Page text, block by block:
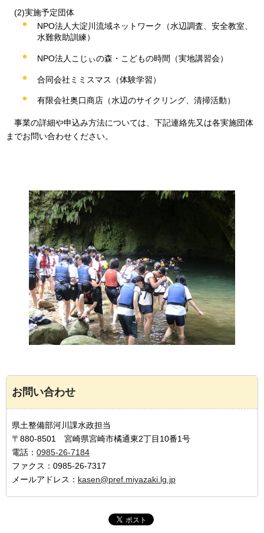
(2)実施予定団体
NPO法人大淀川流域ネットワーク（水辺調査、安全教室、
水難救助訓練）
NPO法人こじぃの森・こどもの時間（実地講習会）
合同会社ミミスマス（体験学習）
有限会社奥口商店（水辺のサイクリング、清掃活動）
事業の詳細や申込み方法については、下記連絡先又は各実施団体
までお問い合わせください。
お問い合わせ
県土整備部河川課水政担当
〒880-8501 宮崎県宮崎市橘通東2丁目10番1号
電話： 0985-26-7184
ファクス：0985-26-7317
メールアドレス： kasen@pref.miyazaki.lg.jp